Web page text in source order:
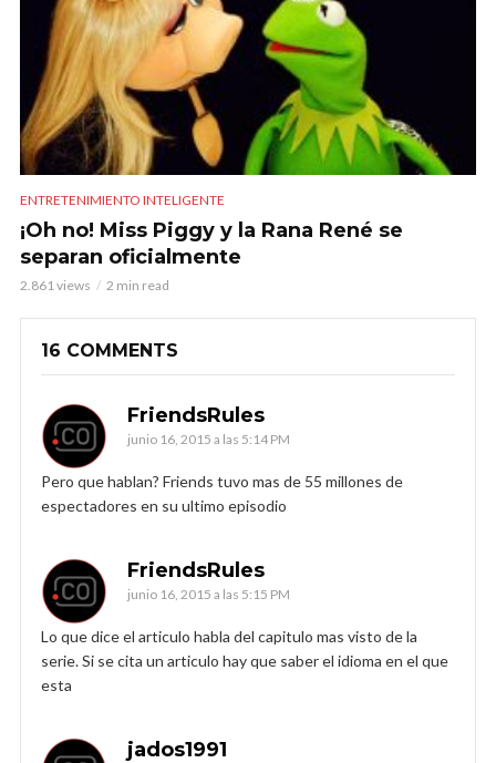
ENTRETENIMIENTO INTELIGENTE
¡Oh no! Miss Piggy y la Rana René se
separan oficialmente
2.861 views 2 min read
16 COMMENTS
FriendsRules
junio 16, 2015 a las 5:14 PM
Pero que hablan? Friends tuvo mas de 55 millones de
espectadores en su ultimo episodio
FriendsRules
junio 16, 2015 a las 5:15 PM
Lo que dice el articulo habla del capitulo mas visto de la
serie. Si se cita un articulo hay que saber el idioma en el que
esta
jados1991